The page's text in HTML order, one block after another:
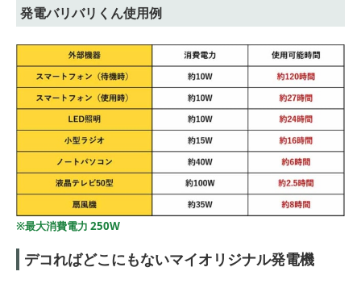
発電バリバリくん使用例
※最大消費電力 250W
デコればどこにもないマイオリジナル発電機